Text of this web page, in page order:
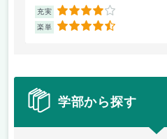
充実 4
楽単 4.5
学部から探す